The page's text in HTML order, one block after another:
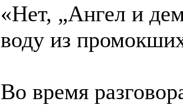
«Нет, „Ангел и
воду из
Во время